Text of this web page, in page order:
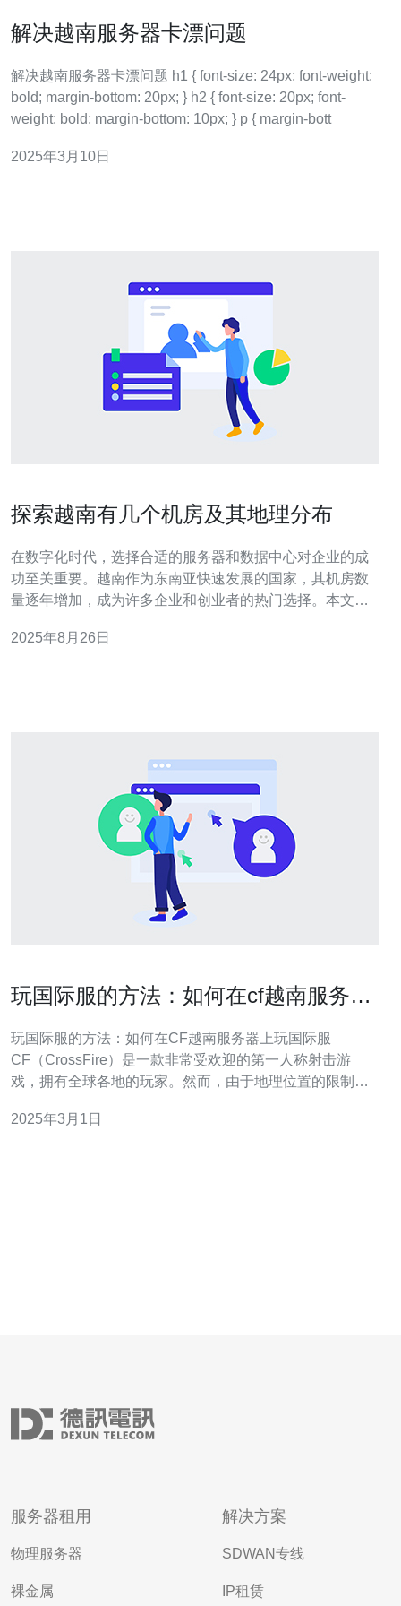
解决越南服务器卡漂问题
解决越南服务器卡漂问题 h1 { font-size: 24px; font-weight:
bold; margin-bottom: 20px; } h2 { font-size: 20px; font-
weight: bold; margin-bottom: 10px; } p { margin-bott
2025年3月10日
探索越南有几个机房及其地理分布
在数字化时代，选择合适的服务器和数据中心对企业的成
功至关重要。越南作为东南亚快速发展的国家，其机房数
量逐年增加，成为许多企业和创业者的热门选择。本文将
服务质量上的差异，帮助您找到最佳、最便宜的服务器选
2025年8月26日
玩国际服的方法：如何在cf越南服务器
玩国际服的方法：如何在CF越南服务器上玩国际服
CF（CrossFire）是一款非常受欢迎的第一人称射击游
戏，拥有全球各地的玩家。然而，由于地理位置的限制，
服务器上玩国际服。 首先，打开CF游戏并选择越南服务
2025年3月1日
服务器租用
物理服务器
裸金属
解决方案
SDWAN专线
IP租赁